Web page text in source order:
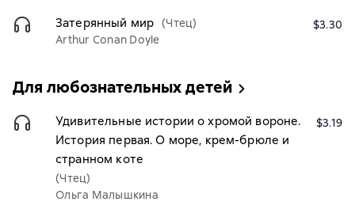
Затерянный мир (Чтец)
Arthur Conan Doyle
$3.30
Для любознательных детей
Удивительные истории о хромой вороне.
История первая. О море, крем-брюле и
странном коте
(Чтец)
Ольга Малышкина
$3.19